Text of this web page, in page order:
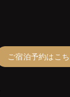
ご宿泊予約はこ